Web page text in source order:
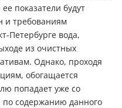
показатели будут
и требованиям
Петербурге вода,
из очистных
Однако, проходя
обогащается
попадает уже со
содержанию данного